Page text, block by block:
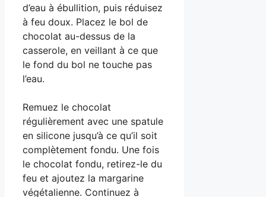
d’eau à ébullition, puis réduisez
à feu doux. Placez le bol de
chocolat au-dessus de la
casserole, en veillant à ce que
le fond du bol ne touche pas
l’eau.
Remuez le chocolat
régulièrement avec une spatule
en silicone jusqu’à ce qu’il soit
complètement fondu. Une fois
le chocolat fondu, retirez-le du
feu et ajoutez la margarine
végétalienne. Continuez à